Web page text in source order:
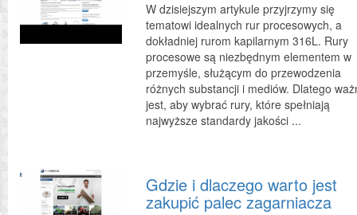
W dzisiejszym artykule przyjrzymy się
tematowi idealnych rur procesowych, a
dokładniej rurom kapilarnym 316L. Rury
procesowe są niezbędnym elementem w
przemyśle, służącym do przewodzenia
różnych substancji i mediów. Dlatego
jest, aby wybrać rury, które spełniają
najwyższe standardy jakości ...
Gdzie i dlaczego warto jest
zakupić palec zagarniacza